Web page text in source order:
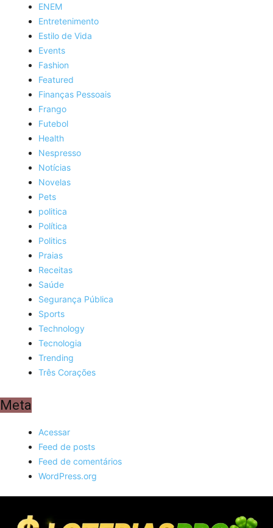
ENEM
Entretenimento
Estilo de Vida
Events
Fashion
Featured
Finanças Pessoais
Frango
Futebol
Health
Nespresso
Notícias
Novelas
Pets
politica
Política
Politics
Praias
Receitas
Saúde
Segurança Pública
Sports
Technology
Tecnologia
Trending
Três Corações
Meta
Acessar
Feed de posts
Feed de comentários
WordPress.org